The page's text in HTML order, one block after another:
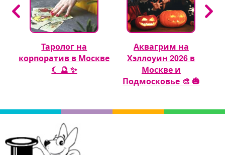
Таролог на
корпоратив в Москве
☾ 🔮 ✨
Аквагрим на
Хэллоуин 2026 в
Москве и
Подмосковье 🎨 🎃